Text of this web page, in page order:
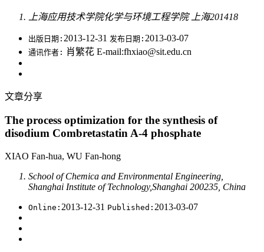
上海应用技术学院化学与环境工程学院 上海201418
出版日期: 2013-12-31 发布日期: 2013-03-07
通讯作者: 肖繁花 E-mail:fhxiao@sit.edu.cn
文章分享
The process optimization for the synthesis of
disodium Combretastatin A-4 phosphate
XIAO Fan-hua, WU Fan-hong
School of Chemica and Environmental Engineering,
Shanghai Institute of Technology,Shanghai 200235, China
Online: 2013-12-31 Published: 2013-03-07